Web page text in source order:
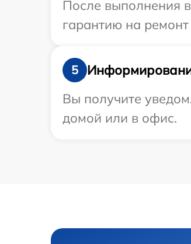
После выполнения
гарантию на
5
Вы получите
домой или в офис.